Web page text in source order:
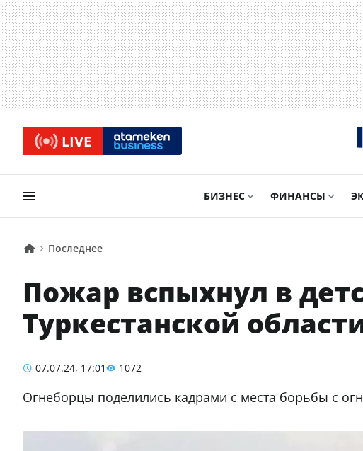
LIVE
БИЗНЕС ФИНАНСЫ
Последнее
Пожар вспыхнул в
Туркестанской
07.07.24, 17:01 1072
Огнеборцы поделились кадрами с места борьбы с